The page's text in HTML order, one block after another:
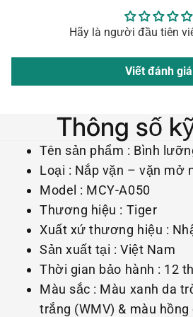
Hãy là người đầu tiên
Viết đánh giá
Thông số
Tên sản phẩm : Bình
Loại : Nắp vặn – vặn mở
Model : MCY-A050
Thương hiệu : Tiger
Xuất xứ thương hiệu :
Sản xuất tại : Việt Nam
Thời gian bảo hành : 12
Màu sắc : Màu xanh da
trắng (WMV) & màu hồng